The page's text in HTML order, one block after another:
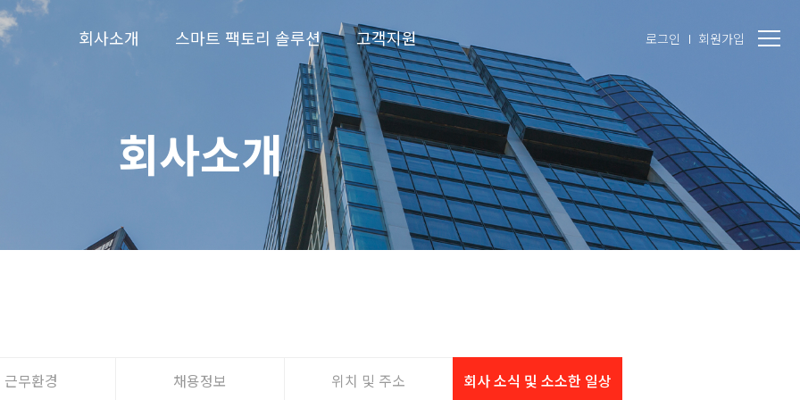
회사소개 스마트 팩토리 솔루션 고객지원 로그인 회원가입
회사소개
근무환경 채용정보 위치 및 주소 회사 소식 및 소소한 일상